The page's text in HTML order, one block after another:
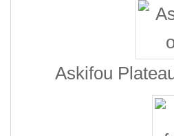
Askifou